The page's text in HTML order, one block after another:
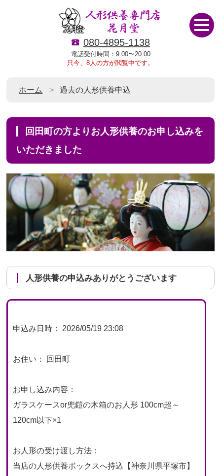
080-4895-1138
電話受付時間：9:00〜20:00
只今、8人の方が閲覧中です。
ホーム 過去の人形供養申込
回田町の方よりお人形供養のお申し込みを
いただきました
人形供養の申込みありがとうございます
申込み日時： 2026/05/19 23:08
お住い： 回田町
お申し込み内容：
ガラスケースor兜鎧の木箱のお人形 100cm超～
120cm以下×1
お人形の受け渡し方法：
当店の人形供養ボックスへ持込【神奈川県平塚市】